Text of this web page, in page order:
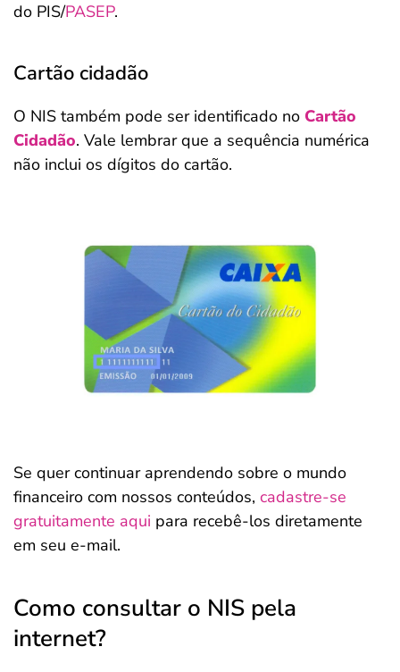
do PIS/PASEP.
Cartão cidadão
O NIS também pode ser identificado no Cartão
Cidadão. Vale lembrar que a sequência numérica
não inclui os dígitos do cartão.
Se quer continuar aprendendo sobre o mundo
financeiro com nossos conteúdos, cadastre-se
gratuitamente aqui para recebê-los diretamente
em seu e-mail.
Como consultar o NIS pela
internet?